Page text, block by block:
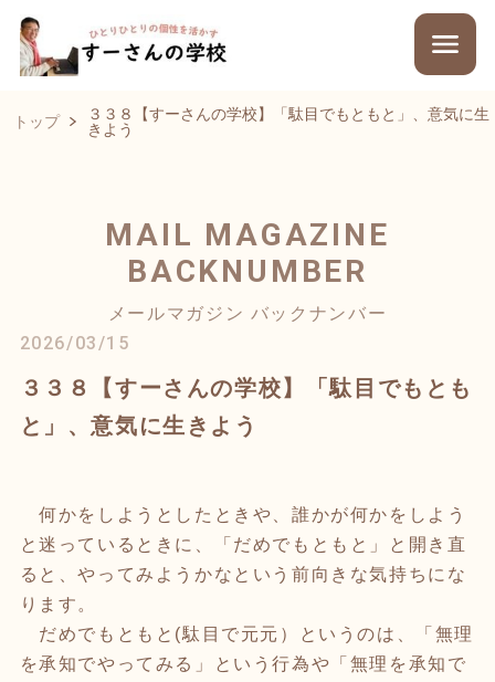
トップ
３３８【すーさんの学校】「駄目でもともと」、意気に生
きよう
MAIL MAGAZINE
BACKNUMBER
メールマガジン バックナンバー
2026/03/15
３３８【すーさんの学校】「駄目でもとも
と」、意気に生きよう
何かをしようとしたときや、誰かが何かをしよう
と迷っているときに、「だめでもともと」と開き直
ると、やってみようかなという前向きな気持ちにな
ります。
だめでもともと(駄目で元元）というのは、「無理
を承知でやってみる」という行為や「無理を承知で